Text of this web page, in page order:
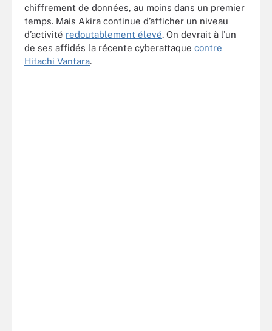
chiffrement de données, au moins dans un premier
temps. Mais Akira continue d’afficher un niveau
d’activité redoutablement élevé. On devrait à l’un
de ses affidés la récente cyberattaque contre
Hitachi Vantara.